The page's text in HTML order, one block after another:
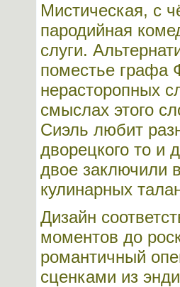
Мистическая, с
пародийная
слуги.
поместье графа
нерасторопных
смыслах этого
Сиэль любит
дворецкого то и
двое заключили
кулинарных
Дизайн
моментов до
романтичный
сценками из